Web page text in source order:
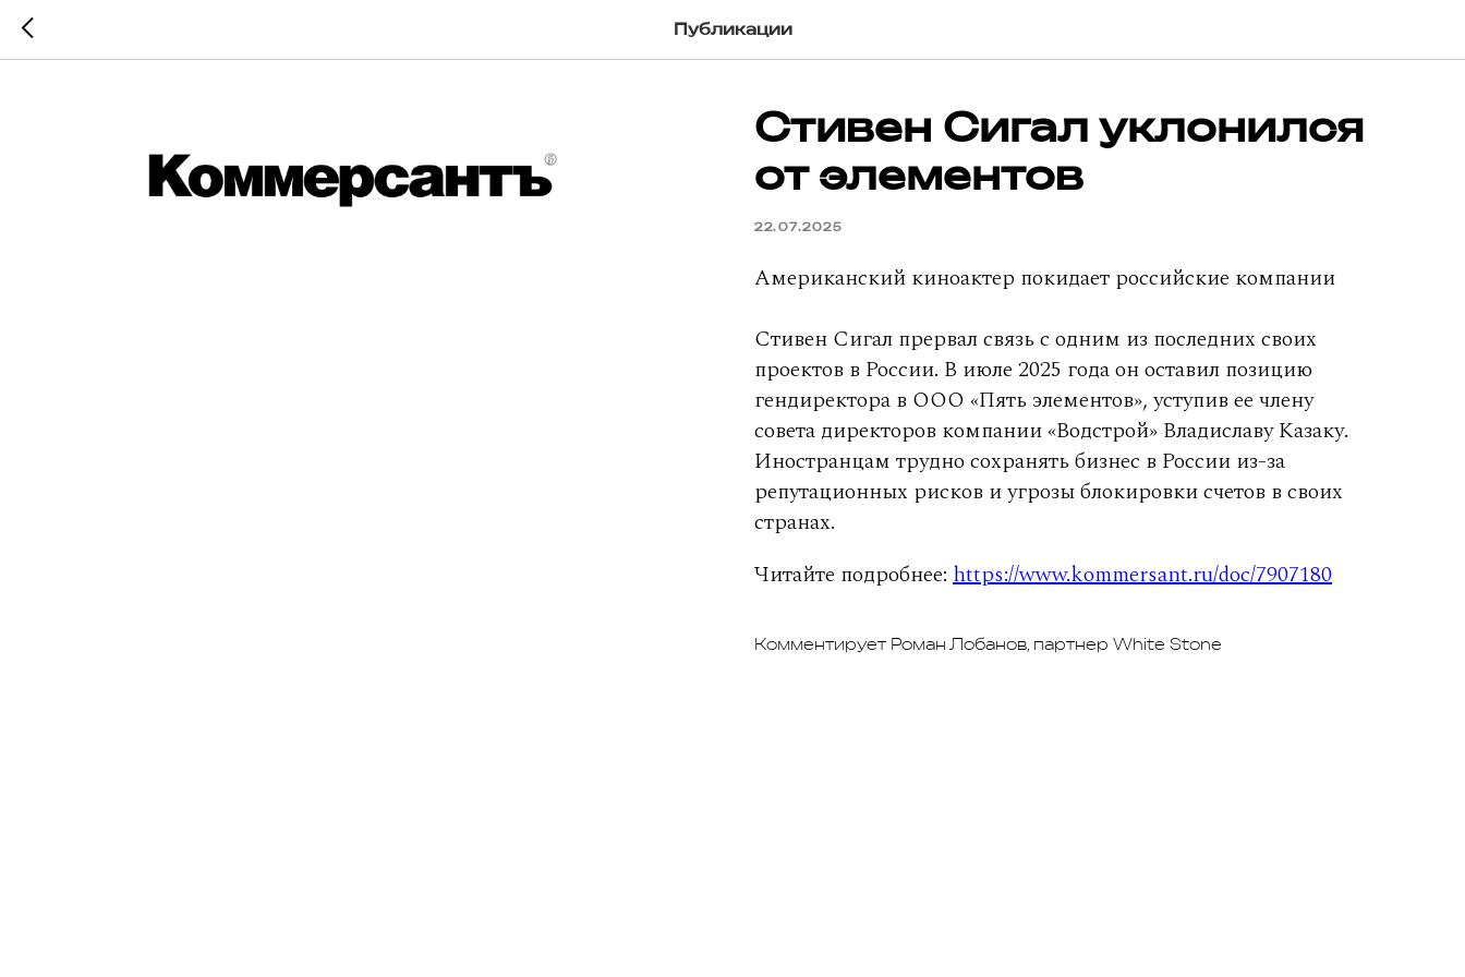
Публикации
Стивен Сигал уклонился
от элементов
22.07.2025
Американский киноактер покидает российские компании
Стивен Сигал прервал связь с одним из последних своих
проектов в России. В июле 2025 года он оставил позицию
гендиректора в ООО «Пять элементов», уступив ее члену
совета директоров компании «Водстрой» Владиславу Казаку.
Иностранцам трудно сохранять бизнес в России из-за
репутационных рисков и угрозы блокировки счетов в своих
странах.
Читайте подробнее: https://www.kommersant.ru/doc/7907180
Комментирует Роман Лобанов, партнер White Stone